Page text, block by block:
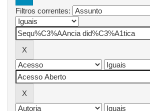
Filtros correntes: